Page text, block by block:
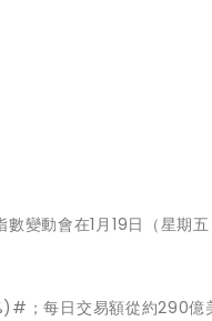
變動會在1月19日（星期
；每日交易額從約290億